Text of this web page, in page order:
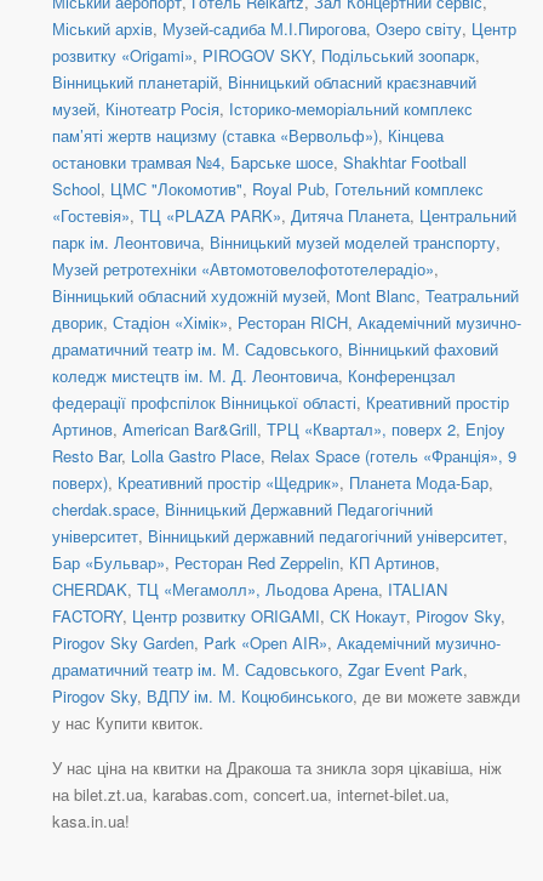
Міський архів, Музей-садиба М.І.Пирогова, Озеро світу, Центр
розвитку «Origami», PIROGOV SKY, Подільський зоопарк,
Вінницький планетарій, Вінницький обласний краєзнавчий
музей, Кінотеатр Росія, Історико-меморіальний комплекс
пам’яті жертв нацизму (ставка «Вервольф»), Кінцева
остановки трамвая №4, Барське шосе, Shakhtar Football
School, ЦМС "Локомотив", Royal Pub, Готельний комплекс
«Гостевія», ТЦ «PLAZA PARK», Дитяча Планета, Центральний
парк ім. Леонтовича, Вінницький музей моделей транспорту,
Музей ретротехніки «Автомотовелофототелерадіо»,
Вінницький обласний художній музей, Mont Blanc, Театральний
дворик, Стадіон «Хімік», Ресторан RICH, Академічний музично-
драматичний театр ім. М. Садовського, Вінницький фаховий
коледж мистецтв ім. М. Д. Леонтовича, Конференцзал
федерації профспілок Вінницької області, Креативний простір
Артинов, American Bar&Grill, ТРЦ «Квартал», поверх 2, Enjoy
Resto Bar, Lolla Gastro Place, Relax Space (готель «Франція», 9
поверх), Креативний простір «Щедрик», Планета Мода-Бар,
cherdak.space, Вінницький Державний Педагогічний
університет, Вінницький державний педагогічний університет,
Бар «Бульвар», Ресторан Red Zeppelin, КП Артинов,
CHERDAK, ТЦ «Мегамолл», Льодова Арена, ITALIAN
FACTORY, Центр розвитку ORIGAMI, СК Нокаут, Pirogov Sky,
Pirogov Sky Garden, Park «Open AIR», Академічний музично-
драматичний театр ім. М. Садовського, Zgar Event Park,
Pirogov Sky, ВДПУ ім. М. Коцюбинського, де ви можете завжди
у нас Купити квиток.
У нас ціна на квитки на Дракоша та зникла зоря цікавіша, ніж
на bilet.zt.ua, karabas.com, concert.ua, internet-bilet.ua,
kasa.in.ua!